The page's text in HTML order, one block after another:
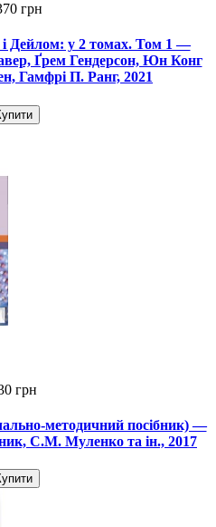
грн
Дейлом: у 2 томах. Том 1 —
Ґрем Гендерсон, Юн Конг
Гамфрі П. Ранг, 2021
грн
методичний посібник) —
С.М. Муленко та ін., 2017